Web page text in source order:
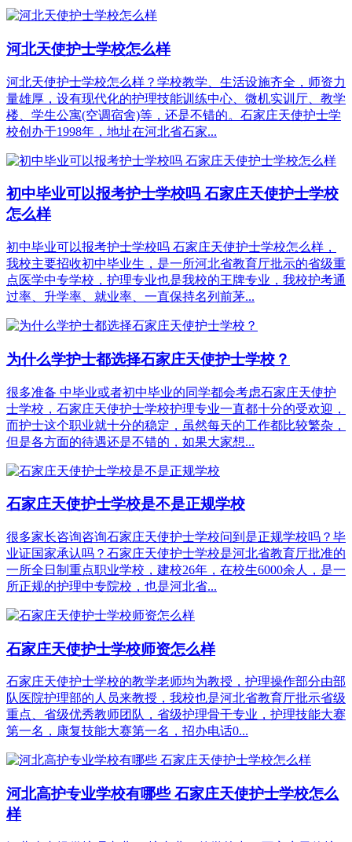
河北天使护士学校怎么样
河北天使护士学校怎么样？学校教学、生活设施齐全，师资力
量雄厚，设有现代化的护理技能训练中心、微机实训厅、教学
楼、学生公寓(空调宿舍)等，还是不错的。石家庄天使护士学
校创办于1998年，地址在河北省石家...
初中毕业可以报考护士学校吗 石家庄天使护士学校
怎么样
初中毕业可以报考护士学校吗 石家庄天使护士学校怎么样，
我校主要招收初中毕业生，是一所河北省教育厅批示的省级重
点医学中专学校，护理专业也是我校的王牌专业，我校护考通
过率、升学率、就业率、一直保持名列前茅...
为什么学护士都选择石家庄天使护士学校？
很多准备 中毕业或者初中毕业的同学都会考虑石家庄天使护
士学校，石家庄天使护士学校护理专业一直都十分的受欢迎，
而护士这个职业就十分的稳定，虽然每天的工作都比较繁杂，
但是各方面的待遇还是不错的，如果大家想...
石家庄天使护士学校是不是正规学校
很多家长咨询咨询石家庄天使护士学校问到是正规学校吗？毕
业证国家承认吗？石家庄天使护士学校是河北省教育厅批准的
一所全日制重点职业学校，建校26年，在校生6000余人，是一
所正规的护理中专院校，也是河北省...
石家庄天使护士学校师资怎么样
石家庄天使护士学校的教学老师均为教授，护理操作部分由部
队医院护理部的人员来教授，我校也是河北省教育厅批示省级
重点、省级优秀教师团队，省级护理骨干专业，护理技能大赛
第一名，康复技能大赛第一名，招办电话0...
河北高护专业学校有哪些 石家庄天使护士学校怎么
样